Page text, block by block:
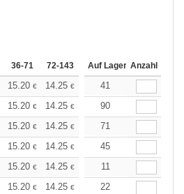
36-71 72-143 144-287 288 +
Auf Lager Anzahl
15.20 € 14.25 € 13.54€
41
15.20 € 14.25 € 13.54€
90
15.20 € 14.25 € 13.54€
71
15.20 € 14.25 € 13.54€
45
15.20 € 14.25 € 13.54€
11
15.20 € 14.25 € 13.54€
22